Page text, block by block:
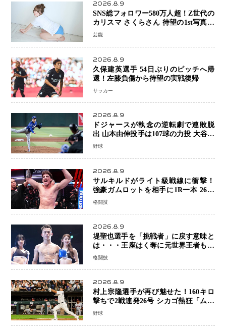
2026.8.9
SNS総フォロワー580万人超！Z世代の
カリスマ さくらさん 待望の1st写真集
が11月5日発売決定 沖縄で“今しか残
芸能
2026.8.9
久保建英選手 54日ぶりのピッチへ帰
還！左膝負傷から待望の実戦復帰
サッカー
2026.8.9
ドジャースが執念の逆転劇で連敗脱
出 山本由伸投手は107球の力投 大谷翔
平選手が延長10回に勝利を呼び込む一
野球
2026.8.9
サルキルドがライト級戦線に衝撃！
強豪ガムロットを相手に1R一本 26歳
の豪州の新星が「トップ戦線」へ名乗
格闘技
2026.8.9
堤聖也選手を「挑戦者」に戻す意味と
は・・・王座はく奪に元世界王者も疑
問符 見たいのは井上拓真選手、那須
格闘技
2026.8.9
村上宗隆選手が再び魅せた！160キロ
撃ちで2戦連発26号 シカゴ熱狂「ムネ
はスターだ」米ファンの人気も急上昇
野球